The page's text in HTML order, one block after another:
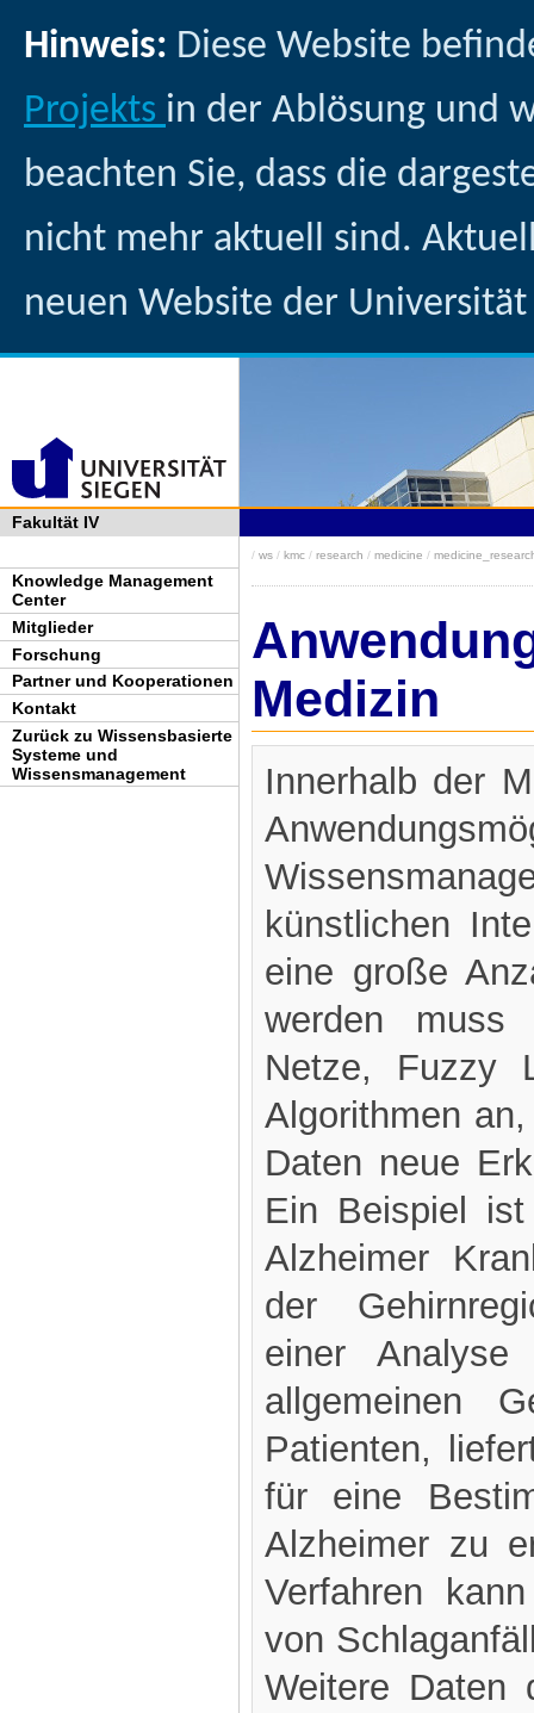
Hinweis: Diese Website
Projekts in der Ablösung und
beachten Sie, dass die
nicht mehr aktuell sind.
neuen Website der
Fakultät IV
Knowledge Management
Center
Mitglieder
Forschung
Partner und Kooperationen
Kontakt
Zurück zu Wissensbasierte
Systeme und
Wissensmanagement
/ ws / kmc / research / medicine /
Medizin
Innerhalb der
künstlichen
eine große
werden muss
Netze, Fuzzy
Algorithmen
Daten neue
Ein Beispiel
Alzheimer
der
einer
allgemeinen
Patienten,
für eine
Alzheimer zu
Verfahren
von
Weitere Daten